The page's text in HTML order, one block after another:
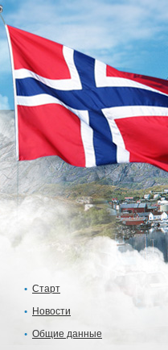
Старт
Новости
Общие данные